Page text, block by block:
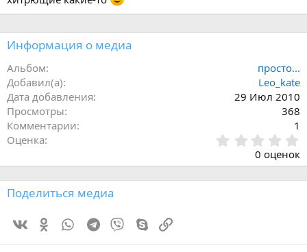
Информация о медиа
Альбом
просто...
Добавил(а)
Leo_kate
Дата добавления
29 Июл 2010
Просмотры
368
Комментарии
1
Оценка
.
0
0 оценок
Поделиться медиа
Ok WhatsAppTelegram
Viber SkypeСсылка